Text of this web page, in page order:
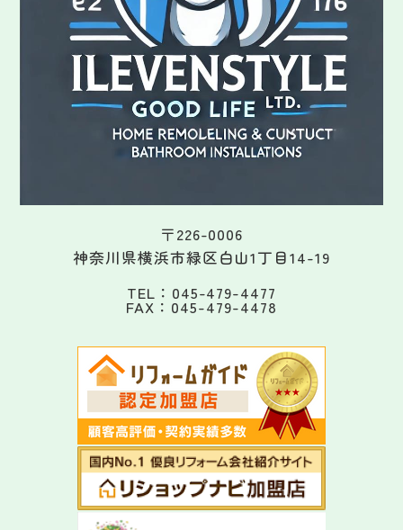
〒226-0006
神奈川県横浜市緑区白山1丁目14-19
TEL：045-479-4477
FAX：045-479-4478